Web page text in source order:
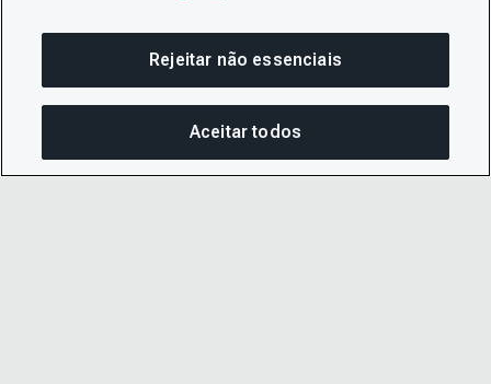
COMPARTILHAR ESTA
ABRIR
Rejeitar não essenciais
Aceitar todos